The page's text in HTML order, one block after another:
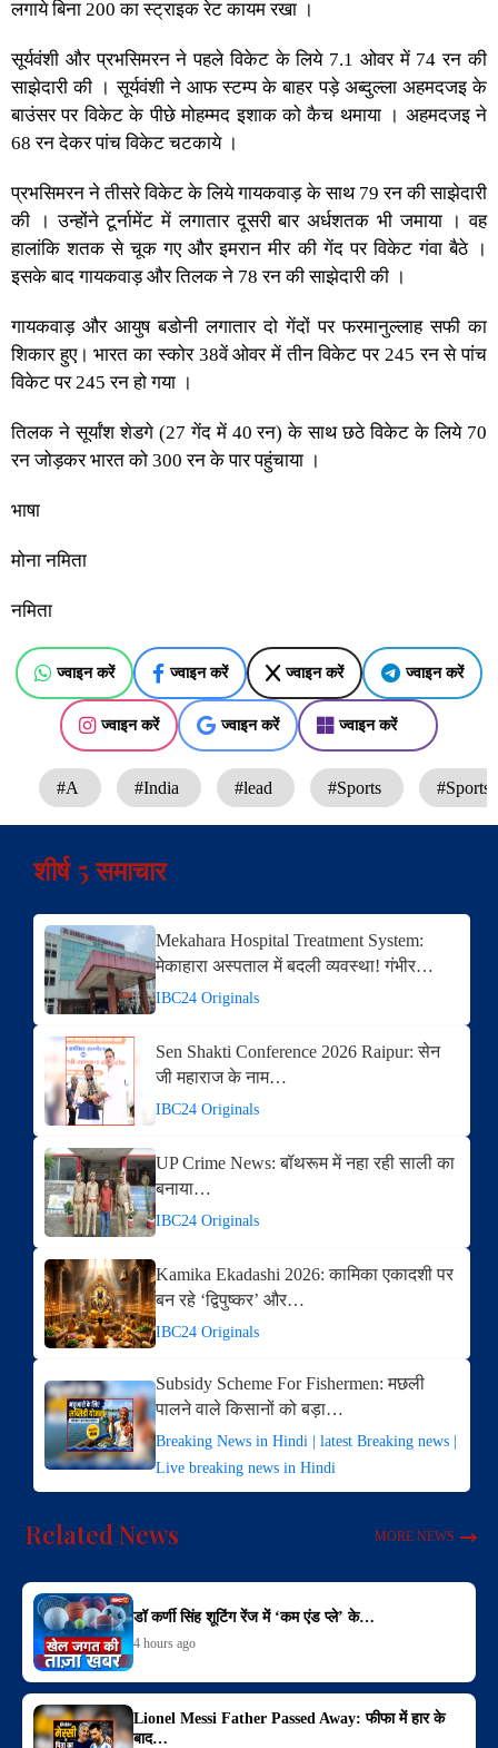
लगाये बिना 200 का स्ट्राइक रेट कायम रखा ।
सूर्यवंशी और प्रभसिमरन ने पहले विकेट के लिये 7.1 ओवर में 74 रन की
साझेदारी की । सूर्यवंशी ने आफ स्टम्प के बाहर पड़े अब्दुल्ला अहमदजइ के
बाउंसर पर विकेट के पीछे मोहम्मद इशाक को कैच थमाया । अहमदजइ ने
68 रन देकर पांच विकेट चटकाये ।
प्रभसिमरन ने तीसरे विकेट के लिये गायकवाड़ के साथ 79 रन की साझेदारी
की । उन्होंने टूर्नामेंट में लगातार दूसरी बार अर्धशतक भी जमाया । वह
हालांकि शतक से चूक गए और इमरान मीर की गेंद पर विकेट गंवा बैठे ।
इसके बाद गायकवाड़ और तिलक ने 78 रन की साझेदारी की ।
गायकवाड़ और आयुष बडोनी लगातार दो गेंदों पर फरमानुल्लाह सफी का
शिकार हुए। भारत का स्कोर 38वें ओवर में तीन विकेट पर 245 रन से पांच
विकेट पर 245 रन हो गया ।
तिलक ने सूर्यांश शेडगे (27 गेंद में 40 रन) के साथ छठे विकेट के लिये 70
रन जोड़कर भारत को 300 रन के पार पहुंचाया ।
भाषा
मोना नमिता
नमिता
ज्वाइन करें ज्वाइन करें ज्वाइन करें ज्वाइन करें
ज्वाइन करें ज्वाइन करें ज्वाइन करें
#A #India #lead #Sports #Sports
शीर्ष 5 समाचार
Mekahara Hospital Treatment System:
मेकाहारा अस्पताल में बदली व्यवस्था! गंभीर…
IBC24 Originals
Sen Shakti Conference 2026 Raipur: सेन
जी महाराज के नाम…
IBC24 Originals
UP Crime News: बॉथरूम में नहा रही साली का
बनाया…
IBC24 Originals
Kamika Ekadashi 2026: कामिका एकादशी पर
बन रहे ‘द्विपुष्कर’ और…
IBC24 Originals
Subsidy Scheme For Fishermen: मछली
पालने वाले किसानों को बड़ा…
Breaking News in Hindi | latest Breaking news |
Live breaking news in Hindi
Related News MORE NEWS
डॉ कर्णी सिंह शूटिंग रेंज में ‘कम एंड प्ले’ के…
4 hours ago
Lionel Messi Father Passed Away: फीफा में हार के
बाद…